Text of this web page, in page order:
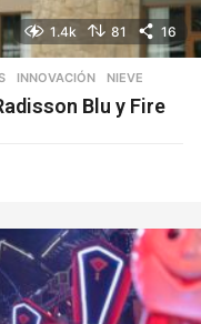
1.4k 81 16
,INNOVACIÓN ,NIEVE
Blu y Fire